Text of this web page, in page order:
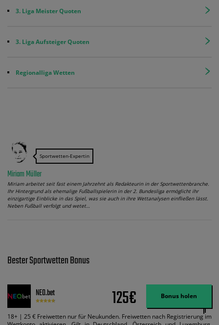
3. Liga Meister Quoten
3. Liga Aufsteiger Quoten
Regionalliga Wetten
Sportwetten-Expertin
Miriam Müller
Miriam arbeitet seit fast einem Jahrzehnt als Redakteurin in der Sportwettenbranche.
Ihr Hintergrund als ehemalige Fußballspielerin in der 2. Bundesliga ermöglicht ihr
einzigartige Einblicke in das Spiel, was sie auch in ihre Wettanalysen einfließen lässt.
Neben Fußball verfolgt und wetet…
Bester Sportwetten Bonus
NEO.bet 125€ Bonus holen
18+ | 25 € Freiwetten nur für Neukunden. Freiwetten nach Registrierung im